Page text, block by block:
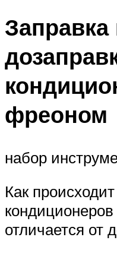
Заправка
фреоном
набор
Как
отличается от